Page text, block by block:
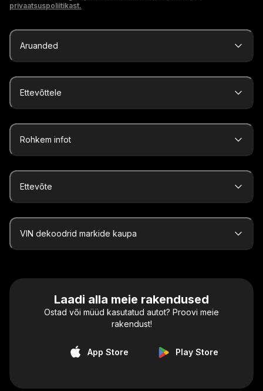
privaatsuspoliitikast.
Aruanded
Ettevõttele
Rohkem infot
Ettevõte
VIN dekoodrid markide kaupa
Laadi alla meie rakendused
Ostad või müüd kasutatud autot? Proovi meie
rakendust!
App Store Play Store